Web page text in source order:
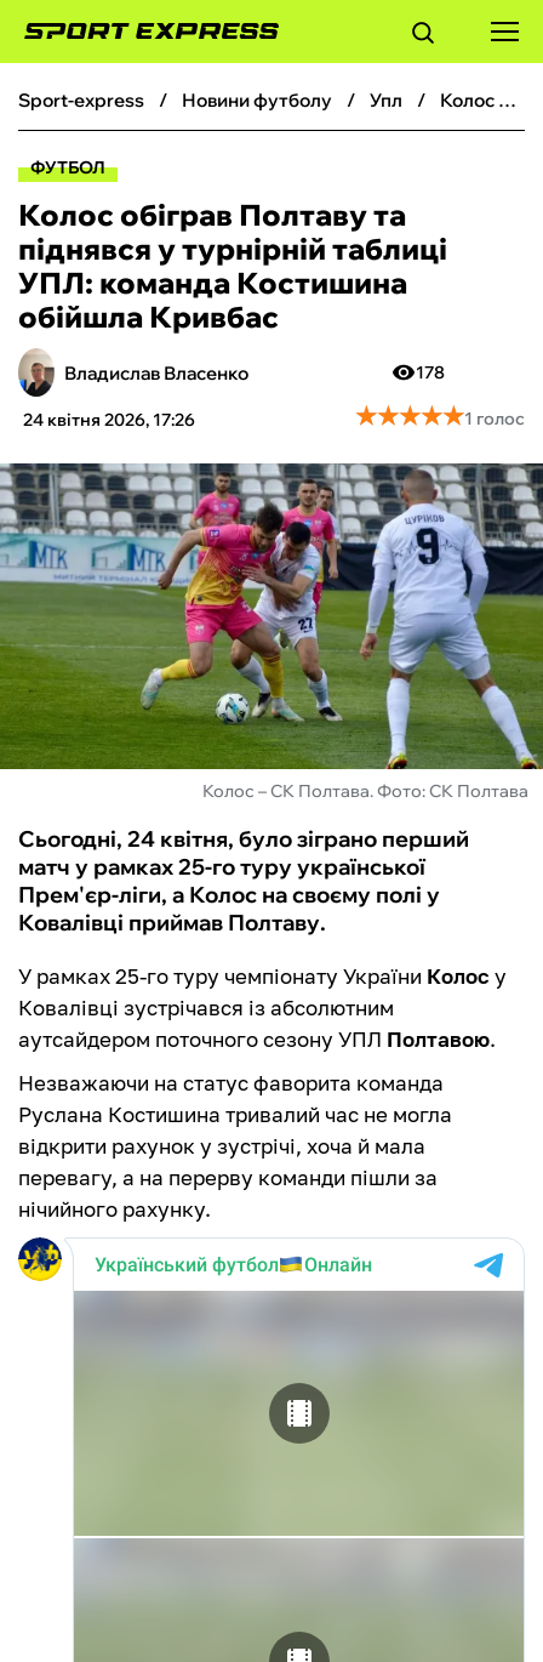
ФУТБОЛ
БОКС
ХОКЕЙ
ТЕНІС
КІБЕРСПОРТ
ЧС-2026
ФУТЗАЛ
ІНШІ
БУКМЕКЕРИ
sport-express новини футболу упл Колос обіграв Полтаву та піднявся у турнірній таблиці УПЛ: команда Костишина обійшла Кривбас
ФУТБОЛ
Колос обіграв Полтаву та
піднявся у турнірній таблиці
УПЛ: команда Костишина
обійшла Кривбас
Владислав Власенко
24 квітня 2026, 17:26
178
★★★★★
★★★★★1 голос
Колос – СК Полтава. Фото: СК Полтава
Сьогодні, 24 квітня, було зіграно перший
матч у рамках 25-го туру української
Прем'єр-ліги, а Колос на своєму полі у
Ковалівці приймав Полтаву.
У рамках 25-го туру чемпіонату України Колос у
Ковалівці зустрічався із абсолютним
аутсайдером поточного сезону УПЛ Полтавою.
Незважаючи на статус фаворита команда
Руслана Костишина тривалий час не могла
відкрити рахунок у зустрічі, хоча й мала
перевагу, а на перерву команди пішли за
нічийного рахунку.